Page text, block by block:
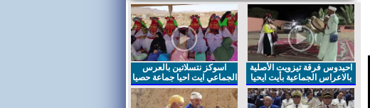
احيدوس فرقة تيزويت الأصلية
بالاعراس الجماعية بأيت ايحيا
اسوكز نتسلاتين بالعرس
الجماعي ايت احيا جماعة حصيا